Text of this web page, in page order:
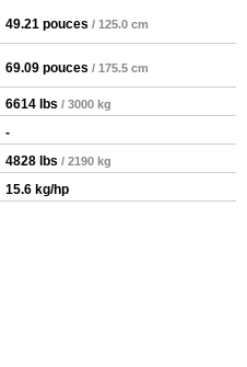
49.21 pouces / 125.0 cm
69.09 pouces / 175.5 cm
6614 lbs / 3000 kg
-
4828 lbs / 2190 kg
15.6 kg/hp